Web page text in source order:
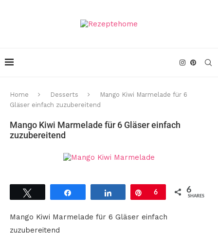
Home Desserts
Mango Kiwi Marmelade für 6
Gläser einfach zuzubereitend
Mango Kiwi Marmelade für 6 Gläser einfach
zuzubereitend
Pin
6 6
SHARES
Mango Kiwi Marmelade für 6 Gläser einfach
zuzubereitend